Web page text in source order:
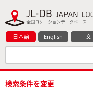
日本語 English 中文
検索条件を変更